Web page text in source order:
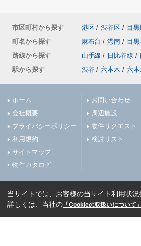
市区町村から探す 港区 / 渋谷区 / 目黒
町名から探す
麻布台 / 港南 / 目黒
路線から探す
山手線 / 日比谷線 /
駅から探す
渋谷 / 六本木 / 六本
ホーム
会社概要
プライバシーポリシー
利用規約
サイトマップ
物件カタログ
お問い合わせ
周辺施設
物件リクエスト
検討リスト
当サイトでは、お客様の当サイト利用状
詳しくは、当社の 「Cookieの取扱いについて」